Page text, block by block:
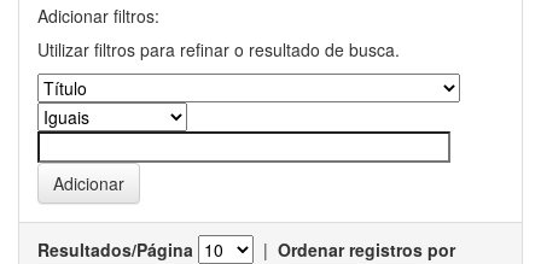
Adicionar filtros:
Utilizar filtros para refinar o resultado de busca.
Resultados/Página | Ordenar registros por